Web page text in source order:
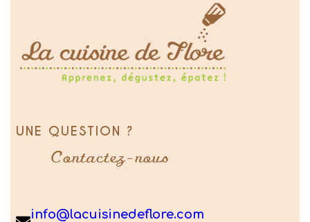
UNE QUESTION ?
Contactez-nous
info@lacuisinedeflore.com